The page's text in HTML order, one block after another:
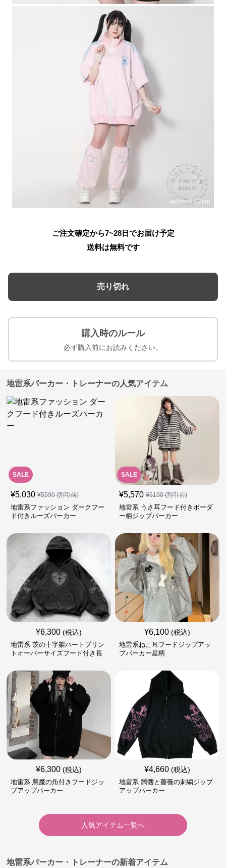
ご注文確定から7~28日でお届け予定
送料は無料です
売り切れ
購入時のルール
必ず購入前にお読みください。
地雷系パーカー・トレーナーの人気アイテム
SALE
¥5,030 ¥5590(割引前)
地雷系ファッション ダークフー
ド付きルーズパーカー
SALE
¥5,570 ¥6190(割引前)
地雷系 うさ耳フード付きボーダ
ー柄ジップパーカー
¥6,300 (税込)
地雷系 茨の十字架ハートプリン
トオーバーサイズフード付き長
¥6,100 (税込)
地雷系ねこ耳フードジップアッ
プパーカー星柄
¥6,300 (税込)
地雷系 悪魔の角付きフードジッ
プアップパーカー
¥4,660 (税込)
地雷系 髑髏と薔薇の刺繍ジップ
アップパーカー
人気アイテム一覧へ
地雷系パーカー・トレーナーの新着アイテム